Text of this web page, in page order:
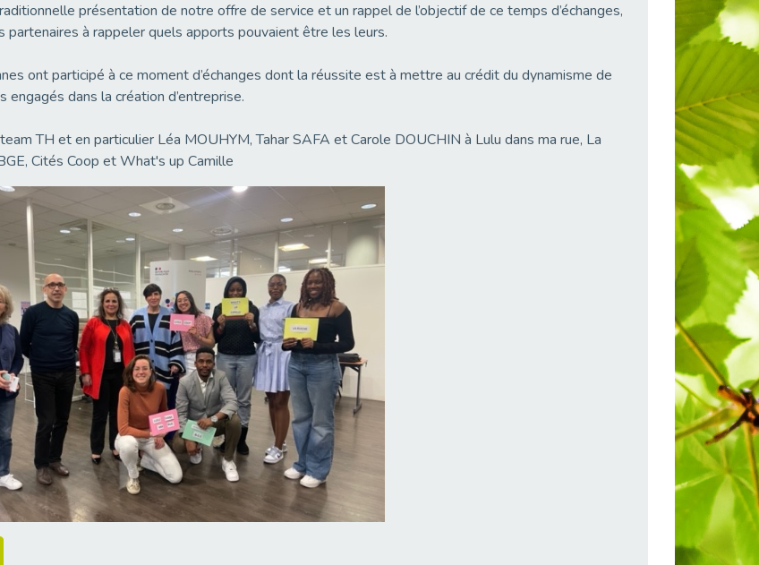
présentation de notre offre de service et un rappel de l’objectif de ce temps d’échanges,
partenaires à rappeler quels apports pouvaient être les leurs.
ont participé à ce moment d’échanges dont la réussite est à mettre au crédit du dynamisme de
engagés dans la création d’entreprise.
TH et en particulier Léa MOUHYM, Tahar SAFA et Carole DOUCHIN à Lulu dans ma rue, La
Cités Coop et What's up Camille